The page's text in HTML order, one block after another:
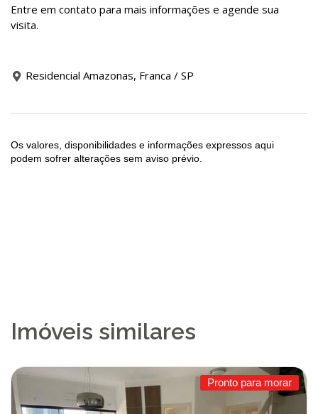
Entre em contato para mais informações e agende sua
visita.
Residencial Amazonas, Franca / SP
Os valores, disponibilidades e informações expressos aqui
podem sofrer alterações sem aviso prévio.
Imóveis similares
Pronto para morar